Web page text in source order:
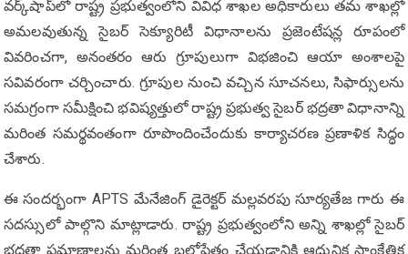
వర్క్‌షాప్‌లో రాష్ట్ర ప్రభుత్వంలోని వివిధ శాఖల అధికారులు తమ శాఖల్లో
అమలవుతున్న సైబర్ సెక్యూరిటీ విధానాలను ప్రజెంటేషన్ల రూపంలో
వివరించగా, అనంతరం ఆరు గ్రూపులుగా విభజించి ఆయా అంశాలపై
సవివరంగా చర్చించారు. గ్రూపుల నుంచి వచ్చిన సూచనలు, సిఫార్సులను
సమగ్రంగా సమీక్షించి భవిష్యత్తులో రాష్ట్ర ప్రభుత్వ సైబర్ భద్రతా విధానాన్ని
మరింత సమర్థవంతంగా రూపొందించేందుకు కార్యాచరణ ప్రణాళిక సిద్ధం
చేశారు.
ఈ సందర్భంగా APTS మేనేజింగ్ డైరెక్టర్ మల్లవరపు సూర్యతేజ గారు ఈ
సదస్సులో పాల్గొని మాట్లాడారు. రాష్ట్ర ప్రభుత్వంలోని అన్ని శాఖల్లో సైబర్
భద్రతా ప్రమాణాలను మరింత బలోపేతం చేయడానికి ఆధునిక సాంకేతిక